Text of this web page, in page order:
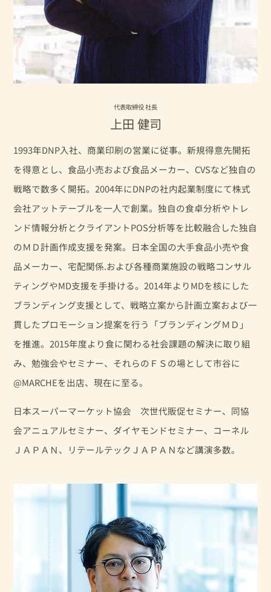
代表取締役 社長
上田 健司
1993年DNP入社、商業印刷の営業に従事。新規得意先開拓
を得意とし、食品小売および食品メーカー、CVSなど独自の
戦略で数多く開拓。2004年にDNPの社内起業制度にて株式
会社アットテーブルを一人で創業。独自の食卓分析やトレ
ンド情報分析とクライアントPOS分析等を比較融合した独自
のＭＤ計画作成支援を発案。日本全国の大手食品小売や食
品メーカー、宅配関係.および各種商業施設の戦略コンサル
ティングやMD支援を手掛ける。2014年よりMDを核にした
ブランディング支援として、戦略立案から計画立案および一
貫したプロモーション提案を行う「ブランディングＭＤ」
を推進。2015年度より食に関わる社会課題の解決に取り組
み、勉強会やセミナー、それらのＦＳの場として市谷に
@MARCHEを出店、現在に至る。
日本スーパーマーケット協会 次世代販促セミナー、同協
会アニュアルセミナー、ダイヤモンドセミナー、コーネル
ＪＡＰＡＮ、リテールテックＪＡＰＡＮなど講演多数。